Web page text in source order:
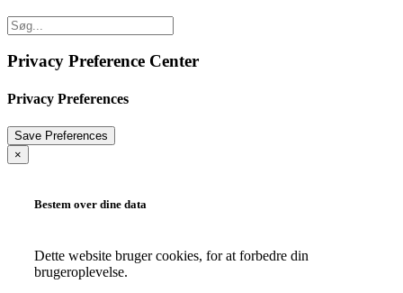
Privacy Preference Center
Privacy Preferences
×
Bestem over dine data
Dette website bruger cookies, for at forbedre din
brugeroplevelse.